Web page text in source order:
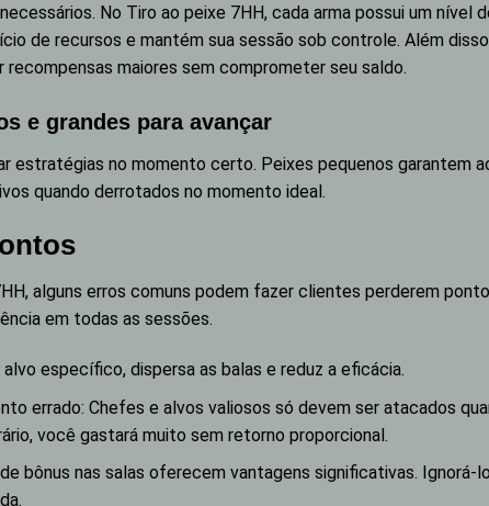
No Tiro ao peixe 7HH, cada arma possui um nível
de recursos e mantém sua sessão sob controle. Além
maiores sem comprometer seu saldo.
e grandes para avançar
estratégias no momento certo. Peixes pequenos garantem
quando derrotados no momento ideal.
alguns erros comuns podem fazer clientes perderem
em todas as sessões.
específico, dispersa as balas e reduz a eficácia.
errado: Chefes e alvos valiosos só devem ser atacados
você gastará muito sem retorno proporcional.
bônus nas salas oferecem vantagens significativas. Ignorá-